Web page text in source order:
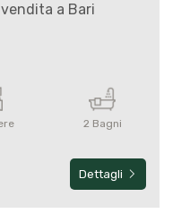
a Bari
2 Bagni
Dettagli